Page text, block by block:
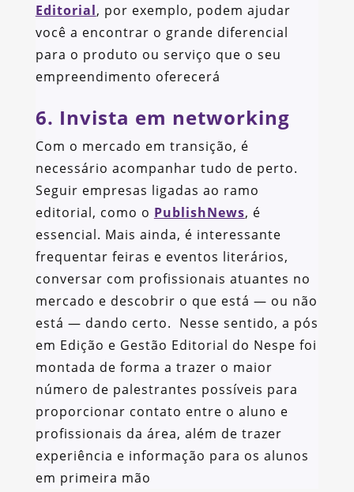
Editorial, por exemplo, podem ajudar
você a encontrar o grande diferencial
para o produto ou serviço que o seu
empreendimento oferecerá
6. Invista em networking
Com o mercado em transição, é
necessário acompanhar tudo de perto.
Seguir empresas ligadas ao ramo
editorial, como o PublishNews, é
essencial. Mais ainda, é interessante
frequentar feiras e eventos literários,
conversar com profissionais atuantes no
mercado e descobrir o que está — ou não
está — dando certo. Nesse sentido, a pós
em Edição e Gestão Editorial do Nespe foi
montada de forma a trazer o maior
número de palestrantes possíveis para
proporcionar contato entre o aluno e
profissionais da área, além de trazer
experiência e informação para os alunos
em primeira mão